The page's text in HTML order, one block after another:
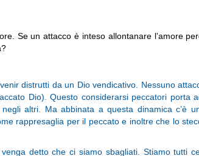
Se un attacco è inteso allontanare l’amore
distrutti da un Dio vendicativo. Nessuno
Dio). Questo considerarsi peccatori porta
altri. Ma abbinata a questa dinamica c’è
rappresaglia per il peccato e inoltre che lo
detto che ci siamo sbagliati. Stiamo tutti